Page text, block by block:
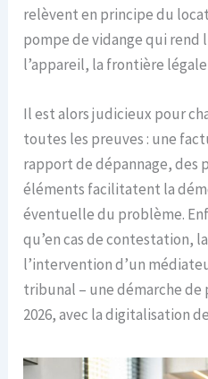
relèvent en principe du
pompe de vidange qui rend
l’appareil, la frontière
Il est alors judicieux pour
toutes les preuves : une
rapport de dépannage, des
éléments facilitatent la
éventuelle du problème.
qu’en cas de contestation,
l’intervention d’un
tribunal – une démarche de
2026, avec la digitalisation